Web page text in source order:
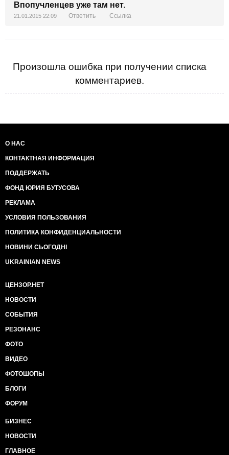
Впопучленцев уже там нет.
21.01.2015 22:09 Ответить Ссылка
Произошла ошибка при получении списка
комментариев.
О НАС
КОНТАКТНАЯ ИНФОРМАЦИЯ
ПОДДЕРЖАТЬ
ФОНД ЮРИЯ БУТУСОВА
РЕКЛАМА
УСЛОВИЯ ПОЛЬЗОВАНИЯ
ПОЛИТИКА КОНФИДЕНЦИАЛЬНОСТИ
НОВИНИ СЬОГОДНІ
UKRAINIAN NEWS
ЦЕНЗОР.НЕТ
НОВОСТИ
СОБЫТИЯ
РЕЗОНАНС
ФОТО
ВИДЕО
ФОТОШОПЫ
БЛОГИ
ФОРУМ
БИЗНЕС
НОВОСТИ
ГЛАВНОЕ